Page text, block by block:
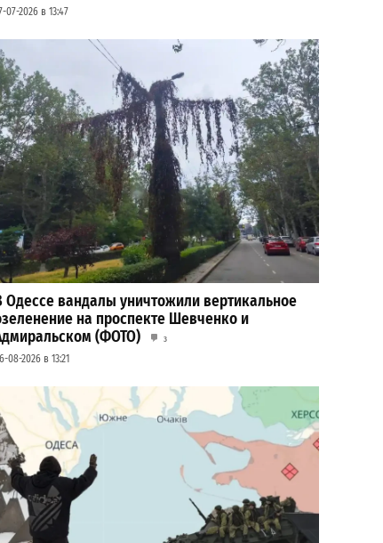
07-2026 в 13:47
Одессе вандалы уничтожили вертикальное
на проспекте Шевченко и
(ФОТО)
3
08-2026 в 13:21